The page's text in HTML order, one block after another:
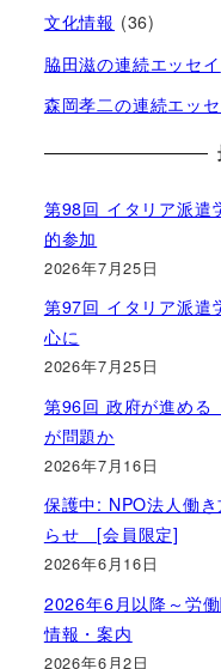
文化情報 (36)
脇田滋の連続エッセイ
森岡孝二の連続エッ
第98回 イタリア派遣
的参加
2026年7月25日
第97回 イタリア派遣
心に
2026年7月25日
第96回 政府が進める
が問題か
2026年7月16日
保護中: NPO法人働
らせ [会員限定]
2026年6月16日
2026年6月以降～労
情報・案内
2026年6月2日